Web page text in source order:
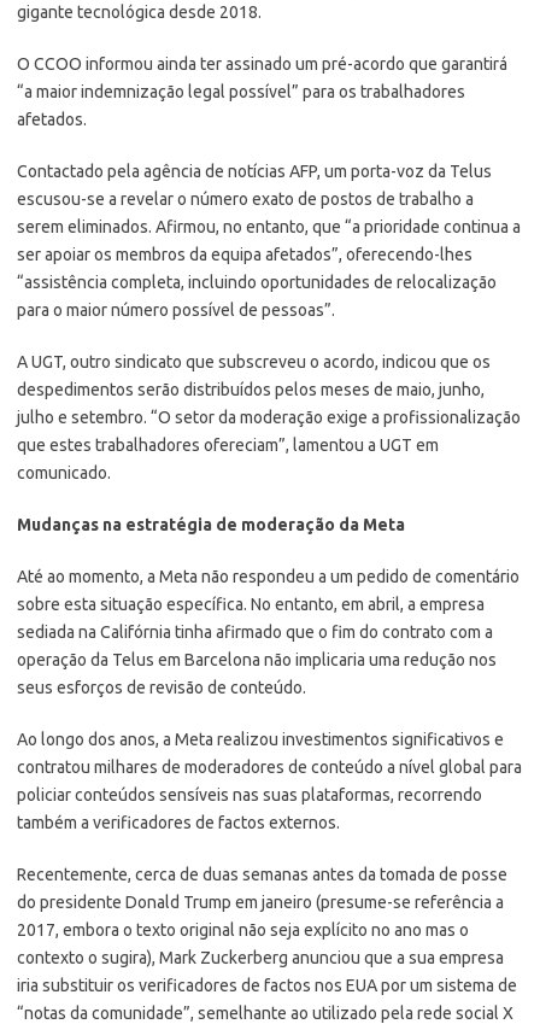
gigante tecnológica desde 2018.
O CCOO informou ainda ter assinado um pré-acordo que garantirá
“a maior indemnização legal possível” para os trabalhadores
afetados.
Contactado pela agência de notícias AFP, um porta-voz da Telus
escusou-se a revelar o número exato de postos de trabalho a
serem eliminados. Afirmou, no entanto, que “a prioridade continua a
ser apoiar os membros da equipa afetados”, oferecendo-lhes
“assistência completa, incluindo oportunidades de relocalização
para o maior número possível de pessoas”.
A UGT, outro sindicato que subscreveu o acordo, indicou que os
despedimentos serão distribuídos pelos meses de maio, junho,
julho e setembro. “O setor da moderação exige a profissionalização
que estes trabalhadores ofereciam”, lamentou a UGT em
comunicado.
Mudanças na estratégia de moderação da Meta
Até ao momento, a Meta não respondeu a um pedido de comentário
sobre esta situação específica. No entanto, em abril, a empresa
sediada na Califórnia tinha afirmado que o fim do contrato com a
operação da Telus em Barcelona não implicaria uma redução nos
seus esforços de revisão de conteúdo.
Ao longo dos anos, a Meta realizou investimentos significativos e
contratou milhares de moderadores de conteúdo a nível global para
policiar conteúdos sensíveis nas suas plataformas, recorrendo
também a verificadores de factos externos.
Recentemente, cerca de duas semanas antes da tomada de posse
do presidente Donald Trump em janeiro (presume-se referência a
2017, embora o texto original não seja explícito no ano mas o
contexto o sugira), Mark Zuckerberg anunciou que a sua empresa
iria substituir os verificadores de factos nos EUA por um sistema de
“notas da comunidade”, semelhante ao utilizado pela rede social X